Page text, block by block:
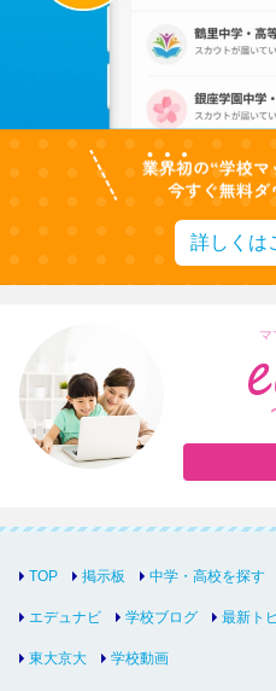
詳しくは
マ
TOP 掲示板 中学・高校を探す
エデュナビ 学校ブログ 最新ト
東大京大 学校動画